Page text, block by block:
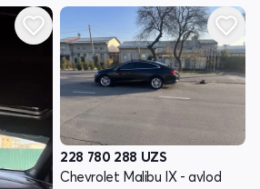
228 780 288 UZS
Chevrolet Malibu IX - avlod